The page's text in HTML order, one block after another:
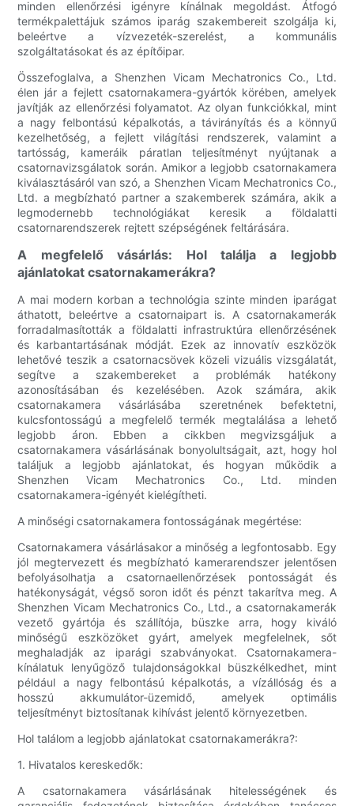
minden ellenőrzési igényre kínálnak megoldást. Átfogó
termékpalettájuk számos iparág szakembereit szolgálja ki,
beleértve a vízvezeték-szerelést, a kommunális
szolgáltatásokat és az építőipar.
Összefoglalva, a Shenzhen Vicam Mechatronics Co., Ltd.
élen jár a fejlett csatornakamera-gyártók körében, amelyek
javítják az ellenőrzési folyamatot. Az olyan funkciókkal, mint
a nagy felbontású képalkotás, a távirányítás és a könnyű
kezelhetőség, a fejlett világítási rendszerek, valamint a
tartósság, kameráik páratlan teljesítményt nyújtanak a
csatornavizsgálatok során. Amikor a legjobb csatornakamera
kiválasztásáról van szó, a Shenzhen Vicam Mechatronics Co.,
Ltd. a megbízható partner a szakemberek számára, akik a
legmodernebb technológiákat keresik a földalatti
csatornarendszerek rejtett szépségének feltárására.
A megfelelő vásárlás: Hol találja a legjobb
ajánlatokat csatornakamerákra?
A mai modern korban a technológia szinte minden iparágat
áthatott, beleértve a csatornaipart is. A csatornakamerák
forradalmasították a földalatti infrastruktúra ellenőrzésének
és karbantartásának módját. Ezek az innovatív eszközök
lehetővé teszik a csatornacsövek közeli vizuális vizsgálatát,
segítve a szakembereket a problémák hatékony
azonosításában és kezelésében. Azok számára, akik
csatornakamera vásárlásába szeretnének befektetni,
kulcsfontosságú a megfelelő termék megtalálása a lehető
legjobb áron. Ebben a cikkben megvizsgáljuk a
csatornakamera vásárlásának bonyolultságait, azt, hogy hol
találjuk a legjobb ajánlatokat, és hogyan működik a
Shenzhen Vicam Mechatronics Co., Ltd. minden
csatornakamera-igényét kielégítheti.
A minőségi csatornakamera fontosságának megértése:
Csatornakamera vásárlásakor a minőség a legfontosabb. Egy
jól megtervezett és megbízható kamerarendszer jelentősen
befolyásolhatja a csatornaellenőrzések pontosságát és
hatékonyságát, végső soron időt és pénzt takarítva meg. A
Shenzhen Vicam Mechatronics Co., Ltd., a csatornakamerák
vezető gyártója és szállítója, büszke arra, hogy kiváló
minőségű eszközöket gyárt, amelyek megfelelnek, sőt
meghaladják az iparági szabványokat. Csatornakamera-
kínálatuk lenyűgöző tulajdonságokkal büszkélkedhet, mint
például a nagy felbontású képalkotás, a vízállóság és a
hosszú akkumulátor-üzemidő, amelyek optimális
teljesítményt biztosítanak kihívást jelentő környezetben.
Hol találom a legjobb ajánlatokat csatornakamerákra?:
1. Hivatalos kereskedők:
A csatornakamera vásárlásának hitelességének és